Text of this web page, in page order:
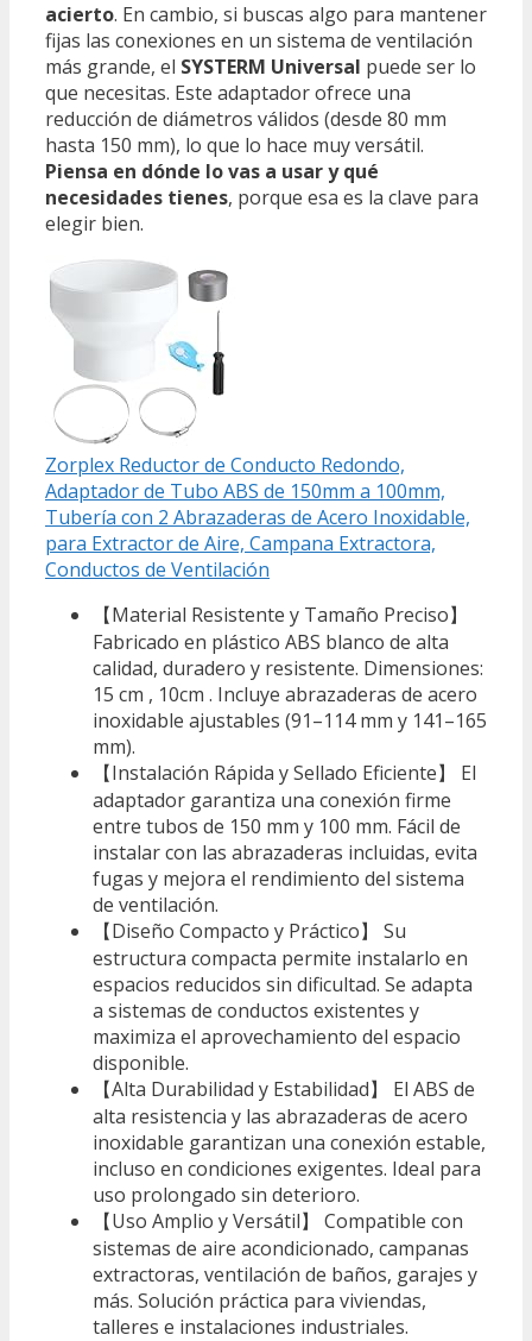
acierto. En cambio, si buscas algo para mantener
fijas las conexiones en un sistema de ventilación
más grande, el SYSTERM Universal puede ser lo
que necesitas. Este adaptador ofrece una
reducción de diámetros válidos (desde 80 mm
hasta 150 mm), lo que lo hace muy versátil.
Piensa en dónde lo vas a usar y qué
necesidades tienes, porque esa es la clave para
elegir bien.
Zorplex Reductor de Conducto Redondo,
Adaptador de Tubo ABS de 150mm a 100mm,
Tubería con 2 Abrazaderas de Acero Inoxidable,
para Extractor de Aire, Campana Extractora,
Conductos de Ventilación
【Material Resistente y Tamaño Preciso】
Fabricado en plástico ABS blanco de alta
calidad, duradero y resistente. Dimensiones:
15 cm , 10cm . Incluye abrazaderas de acero
inoxidable ajustables (91–114 mm y 141–165
mm).
【Instalación Rápida y Sellado Eficiente】 El
adaptador garantiza una conexión firme
entre tubos de 150 mm y 100 mm. Fácil de
instalar con las abrazaderas incluidas, evita
fugas y mejora el rendimiento del sistema
de ventilación.
【Diseño Compacto y Práctico】 Su
estructura compacta permite instalarlo en
espacios reducidos sin dificultad. Se adapta
a sistemas de conductos existentes y
maximiza el aprovechamiento del espacio
disponible.
【Alta Durabilidad y Estabilidad】 El ABS de
alta resistencia y las abrazaderas de acero
inoxidable garantizan una conexión estable,
incluso en condiciones exigentes. Ideal para
uso prolongado sin deterioro.
【Uso Amplio y Versátil】 Compatible con
sistemas de aire acondicionado, campanas
extractoras, ventilación de baños, garajes y
más. Solución práctica para viviendas,
talleres e instalaciones industriales.